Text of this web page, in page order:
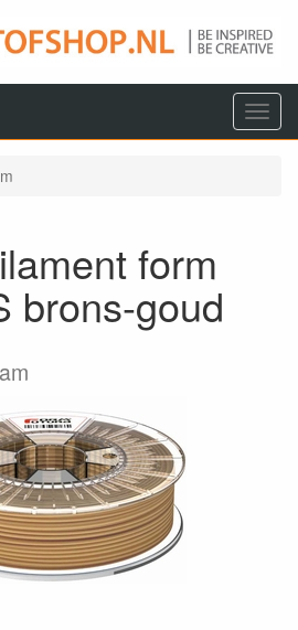
Menu
form
brons-goud